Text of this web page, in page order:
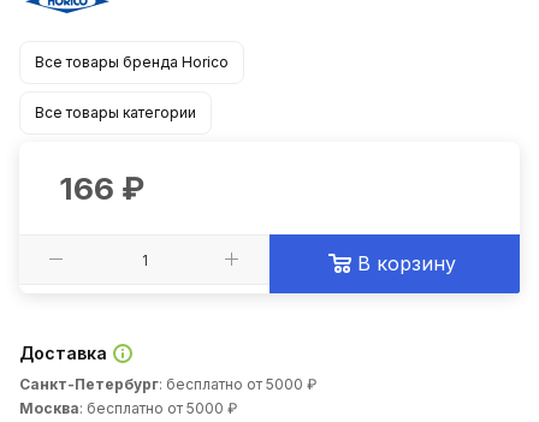
Все товары бренда Horico
Все товары категории
166 ₽
В корзину
Доставка
Санкт-Петербург: бесплатно от 5000 ₽
Москва: бесплатно от 5000 ₽